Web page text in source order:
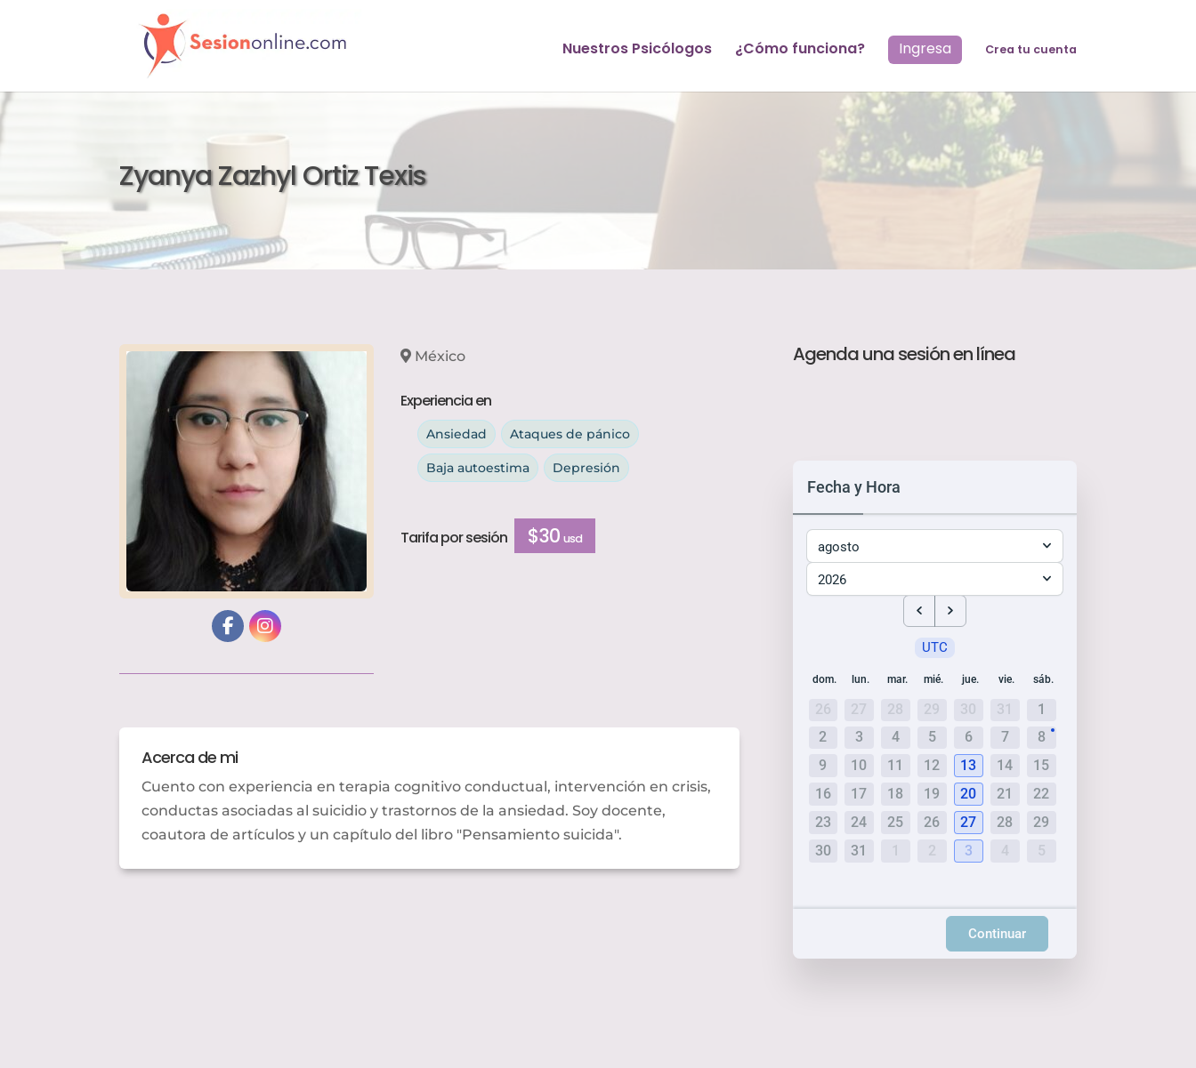
Nuestros Psicólogos ¿Cómo funciona? Ingresa Crea tu cuenta
Zyanya Zazhyl Ortiz Texis
México
Experiencia en
Ansiedad Ataques de pánico
Baja autoestima Depresión
Tarifa por sesión $30usd
Acerca de mi
Cuento con experiencia en terapia cognitivo conductual, intervención en crisis,
conductas asociadas al suicidio y trastornos de la ansiedad. Soy docente,
coautora de artículos y un capítulo del libro "Pensamiento suicida".
Agenda una sesión en línea
Fecha y Hora
agosto
2026
UTC
dom. lun. mar. mié. jue. vie. sáb.
26 27 28 29 30 31
1
2
3 4 5 6 7
8
9
10 11 12 13 14
15
16
17 18 19 20 21
22
23
24 25 26 27 28
29
30
31 1 2 3 4 5
Continuar